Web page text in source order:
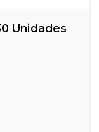
Unidades